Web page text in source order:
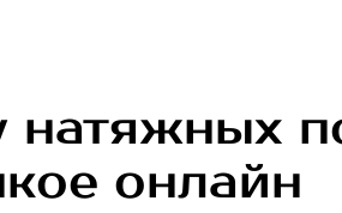
натяжных
онлайн